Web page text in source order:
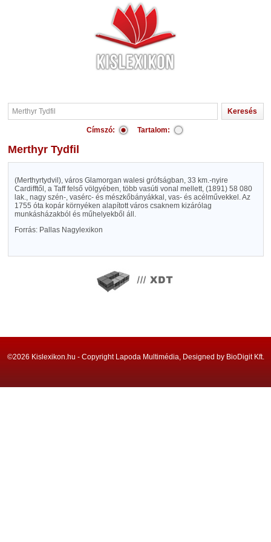
Címszó: Tartalom:
Merthyr Tydfil
(Merthyrtydvil), város Glamorgan walesi grófságban, 33 km.-nyire
Cardifftől, a Taff felső völgyében, több vasúti vonal mellett, (1891) 58 080
lak., nagy szén-, vasérc- és mészkőbányákkal, vas- és acélművekkel. Az
1755 óta kopár környéken alapított város csaknem kizárólag
munkásházakból és műhelyekből áll.
Forrás: Pallas Nagylexikon
©2026 Kislexikon.hu - Copyright Lapoda Multimédia, Designed by BioDigit Kft.